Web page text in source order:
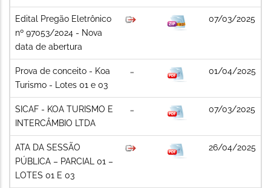
Edital Pregão Eletrônico
nº 97053/2024 - Nova
data de abertura
07/03/2025
Prova de conceito - Koa
Turismo - Lotes 01 e 03
01/04/2025
SICAF - KOA TURISMO E
INTERCÂMBIO LTDA
07/03/2025
ATA DA SESSÃO
PÚBLICA – PARCIAL 01 –
LOTES 01 E 03
26/04/2025